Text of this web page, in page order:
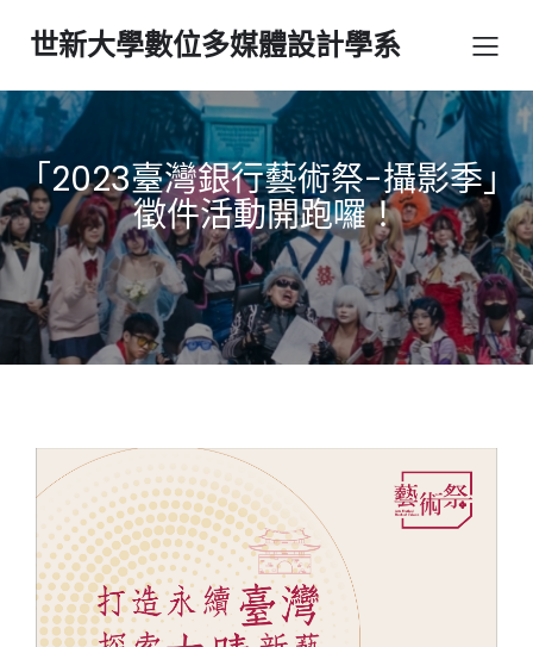
世新大學數位多媒體設計學系
「2023臺灣銀行藝術祭-攝影季」
徵件活動開跑囉！